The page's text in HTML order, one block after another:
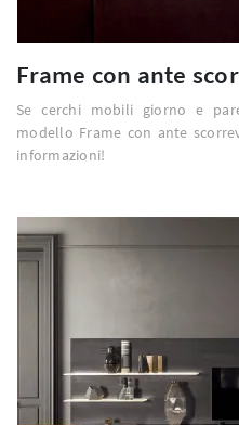
Frame con ante
Se cerchi mobili giorno e
modello Frame con ante
informazioni!